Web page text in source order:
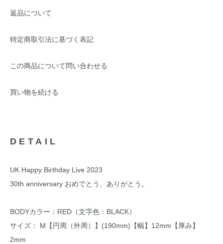
返品について
特定商取引法に基づく表記
この商品について問い合わせる
買い物を続ける
DETAIL
UK Happy Birthday Live 2023
30th anniversary おめでとう、ありがとう。
BODYカラー：RED（文字色：BLACK）
サイズ： M【円周（外周）】(190mm)【幅】12mm【厚み】
2mm